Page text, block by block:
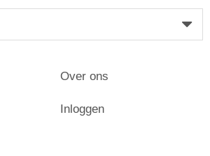
Over ons
Inloggen